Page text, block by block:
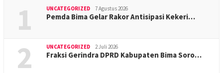
1 UNCATEGORIZED 7 Agustus 2026
Pemda Bima Gelar Rakor Antisipasi Kekeri…
2 UNCATEGORIZED 2 Juli 2026
Fraksi Gerindra DPRD Kabupaten Bima Soro…